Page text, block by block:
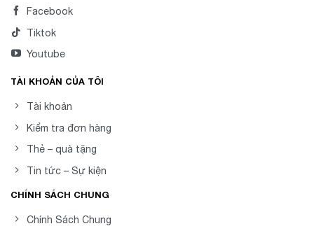
Facebook
Tiktok
Youtube
TÀI KHOẢN CỦA TÔI
Tài khoản
Kiểm tra đơn hàng
Thẻ – quà tặng
Tin tức – Sự kiện
CHÍNH SÁCH CHUNG
Chính Sách Chung